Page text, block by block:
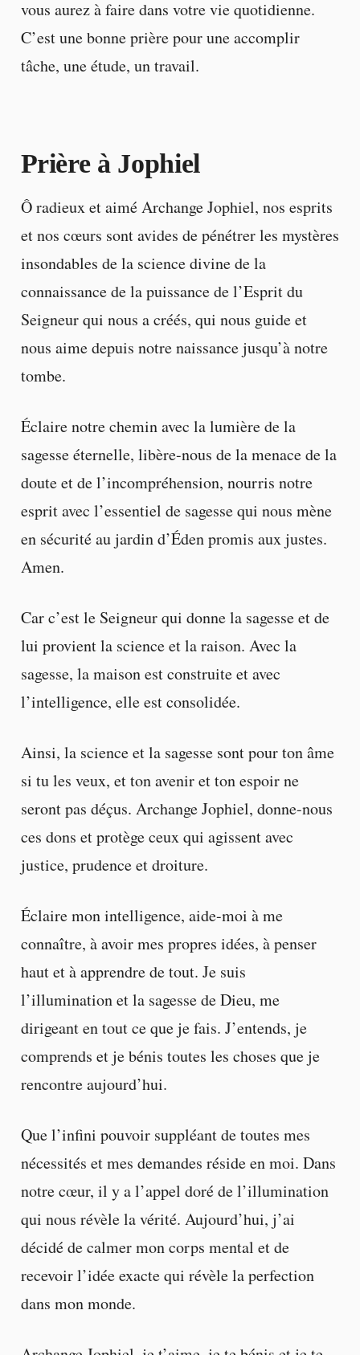
vous aurez à faire dans votre vie quotidienne.
C’est une bonne prière pour une accomplir
tâche, une étude, un travail.
Prière à Jophiel
Ô radieux et aimé Archange Jophiel, nos esprits
et nos cœurs sont avides de pénétrer les mystères
insondables de la science divine de la
connaissance de la puissance de l’Esprit du
Seigneur qui nous a créés, qui nous guide et
nous aime depuis notre naissance jusqu’à notre
tombe.
Éclaire notre chemin avec la lumière de la
sagesse éternelle, libère-nous de la menace de la
doute et de l’incompréhension, nourris notre
esprit avec l’essentiel de sagesse qui nous mène
en sécurité au jardin d’Éden promis aux justes.
Amen.
Car c’est le Seigneur qui donne la sagesse et de
lui provient la science et la raison. Avec la
sagesse, la maison est construite et avec
l’intelligence, elle est consolidée.
Ainsi, la science et la sagesse sont pour ton âme
si tu les veux, et ton avenir et ton espoir ne
seront pas déçus. Archange Jophiel, donne-nous
ces dons et protège ceux qui agissent avec
justice, prudence et droiture.
Éclaire mon intelligence, aide-moi à me
connaître, à avoir mes propres idées, à penser
haut et à apprendre de tout. Je suis
l’illumination et la sagesse de Dieu, me
dirigeant en tout ce que je fais. J’entends, je
comprends et je bénis toutes les choses que je
rencontre aujourd’hui.
Que l’infini pouvoir suppléant de toutes mes
nécessités et mes demandes réside en moi. Dans
notre cœur, il y a l’appel doré de l’illumination
qui nous révèle la vérité. Aujourd’hui, j’ai
décidé de calmer mon corps mental et de
recevoir l’idée exacte qui révèle la perfection
dans mon monde.